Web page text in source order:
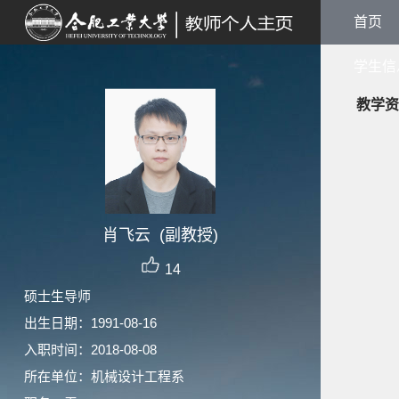
肖飞云 (副教授)
14
硕士生导师
出生日期：1991-08-16
入职时间：2018-08-08
所在单位：机械设计工程系
首页
教学